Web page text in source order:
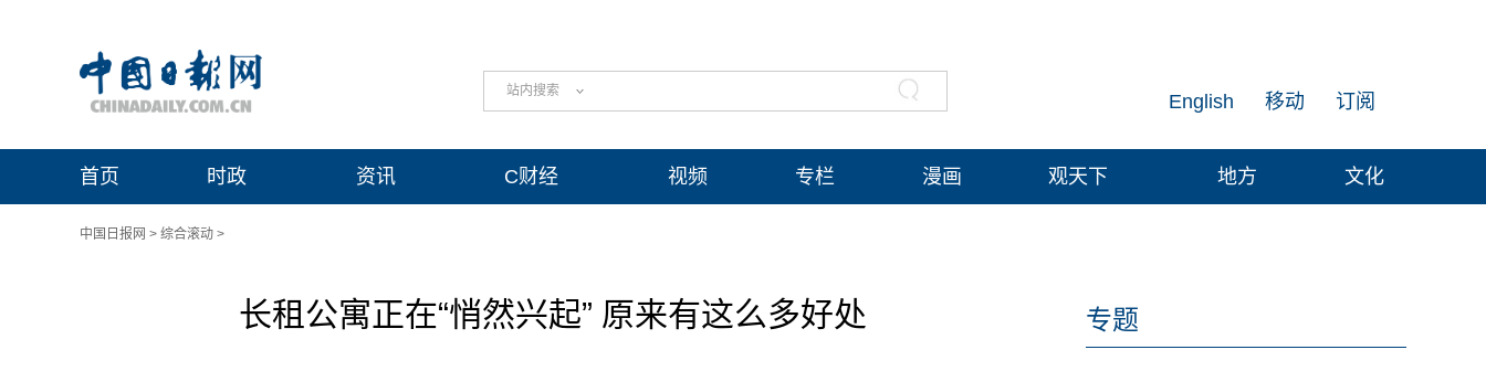
站内搜索 订阅
移动
English
首页 时政 资讯 C财经 视频 专栏 漫画 观天下 地方 文化
中国日报网 > 综合滚动 >
长租公寓正在“悄然兴起” 原来有这么多好处 专题